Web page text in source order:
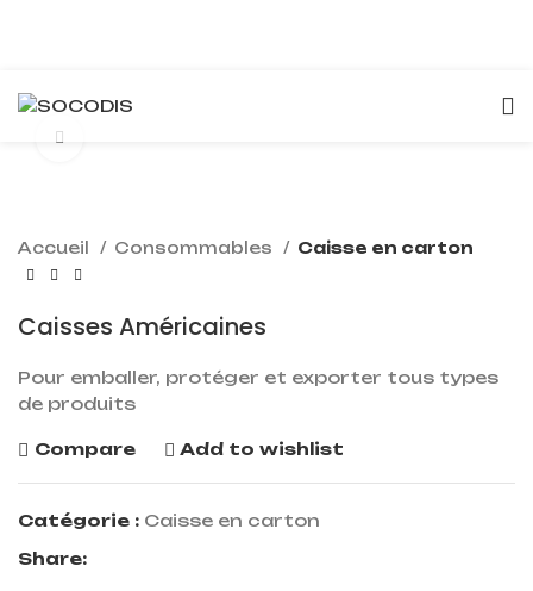
Accueil Consommables Caisse en carton
Caisses Américaines
Pour emballer, protéger et exporter tous types
de produits
Compare Add to wishlist
Catégorie : Caisse en carton
Share: